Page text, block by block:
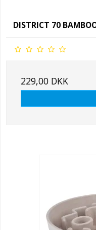
DISTRICT 70
229,00 DKK